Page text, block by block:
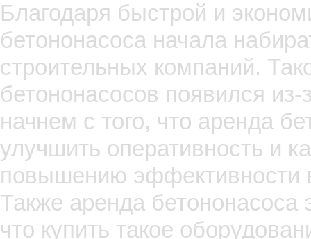
Благодаря быстрой и
бетононасоса начала
строительных компаний.
бетононасосов появился
начнем с того, что аренда
улучшить оперативность и
повышению эффективности
Также аренда
что купить такое